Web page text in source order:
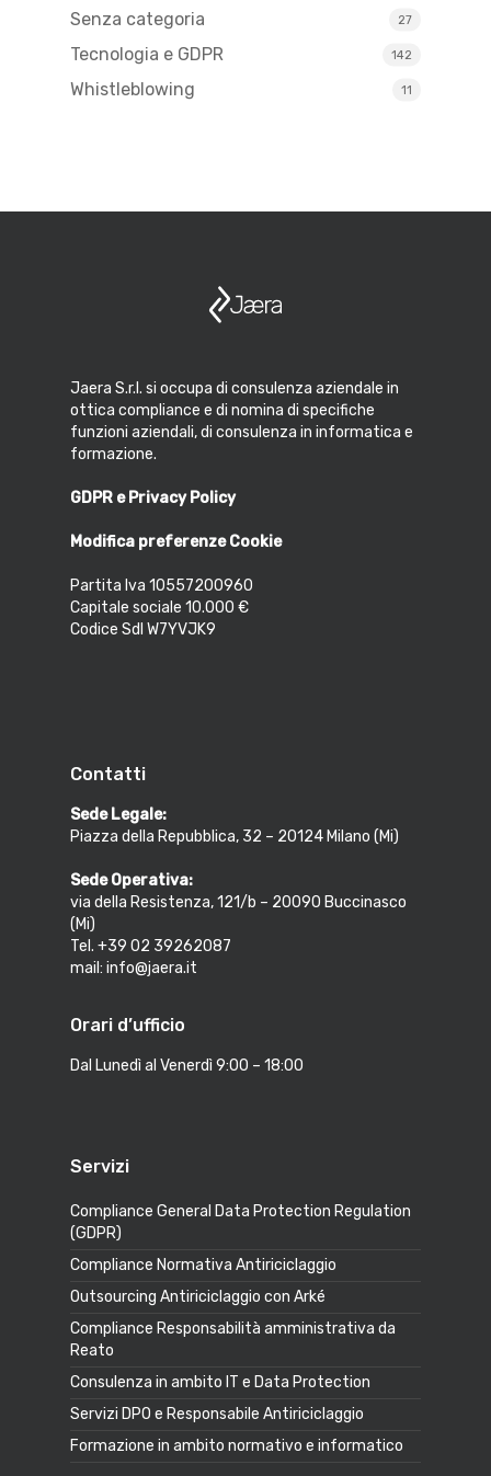
Senza categoria 27
Tecnologia e GDPR 142
Whistleblowing 11
Jaera S.r.l. si occupa di consulenza aziendale in
ottica compliance e di nomina di specifiche
funzioni aziendali, di consulenza in informatica e
formazione.
GDPR e Privacy Policy
Modifica preferenze Cookie
Partita Iva 10557200960
Capitale sociale 10.000 €
Codice SdI W7YVJK9
Contatti
Sede Legale:
Piazza della Repubblica, 32 – 20124 Milano (Mi)
Sede Operativa:
via della Resistenza, 121/b – 20090 Buccinasco
(Mi)
Tel. +39 02 39262087
mail: info@jaera.it
Orari d’ufficio
Dal Lunedì al Venerdì 9:00 – 18:00
Servizi
Compliance General Data Protection Regulation
(GDPR)
Compliance Normativa Antiriciclaggio
Outsourcing Antiriciclaggio con Arké
Compliance Responsabilità amministrativa da
Reato
Consulenza in ambito IT e Data Protection
Servizi DPO e Responsabile Antiriciclaggio
Formazione in ambito normativo e informatico